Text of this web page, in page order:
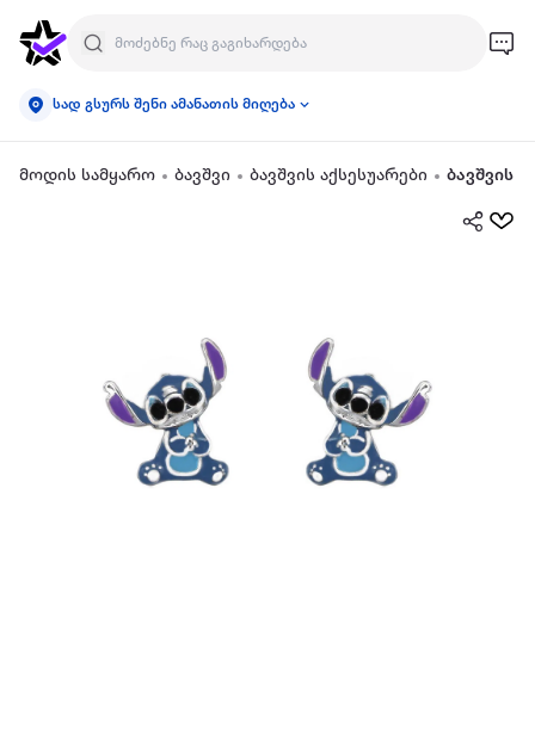
სად გსურს შენი ამანათის მიღება
მოდის სამყარო ბავშვი ბავშვის აქსესუარები ბავშვის